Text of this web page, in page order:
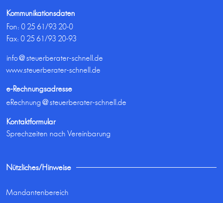
Kommunikationsdaten
Fon:0 25 61/93 20-0
Fax: 0 25 61/93 20-93
info@steuerberater-schnell.de
www.steuerberater-schnell.de
e-Rechnungsadresse
eRechnung@steuerberater-schnell.de
Kontaktformular
Sprechzeiten nach Vereinbarung
Nützliches/Hinweise
Mandantenbereich